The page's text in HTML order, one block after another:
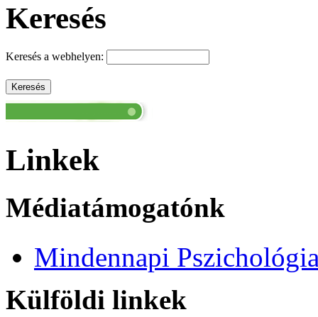
Keresés
Keresés a webhelyen:
Linkek
Médiatámogatónk
Mindennapi
Külföldi linkek